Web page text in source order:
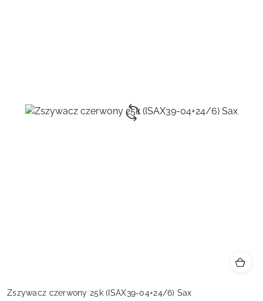
Zszywacz czerwony 25k (ISAX39-04+24/6) Sax